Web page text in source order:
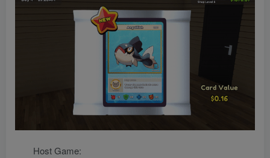
Host Game: